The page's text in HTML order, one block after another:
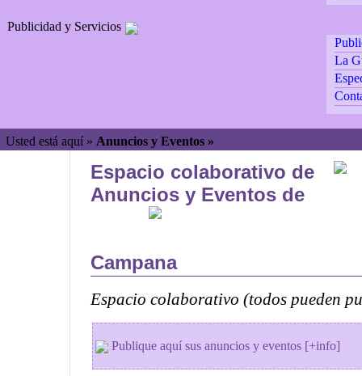
Publicidad y Servicios
La
Usted está aquí » Anuncios y Eventos »
Espacio colaborativo de
Anuncios y Eventos de
Campana
Espacio colaborativo (todos pueden
Publique aquí sus anuncios y eventos [+info]